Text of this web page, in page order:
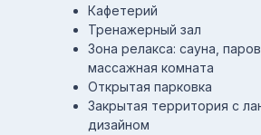
Кафетерий
Тренажерный зал
Зона релакса: сауна,
массажная комната
Открытая парковка
Закрытая территория с
дизайном